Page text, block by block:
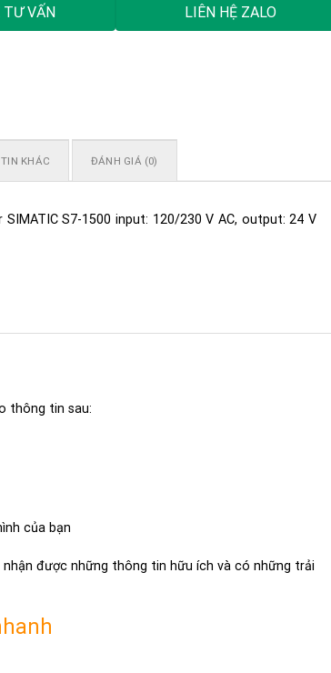
TƯ VẤN LIÊN HỆ ZALO
KHÁC ĐÁNH GIÁ (0)
S7-1500 input: 120/230 V AC, output: 24 V
thông tin sau:
của bạn
nhận được những thông tin hữu ích và có những trải